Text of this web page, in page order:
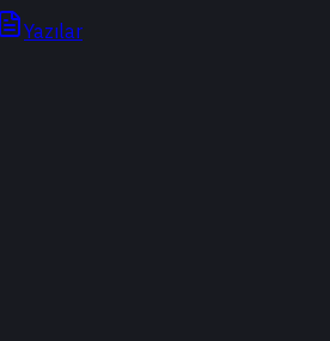
Yazılar